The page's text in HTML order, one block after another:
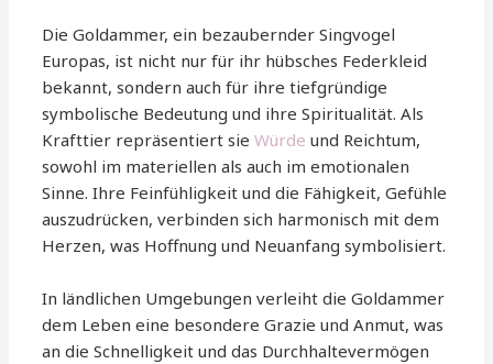
Die Goldammer, ein bezaubernder Singvogel
Europas, ist nicht nur für ihr hübsches Federkleid
bekannt, sondern auch für ihre tiefgründige
symbolische Bedeutung und ihre Spiritualität. Als
Krafttier repräsentiert sieWürde und Reichtum,
sowohl im materiellen als auch im emotionalen
Sinne. Ihre Feinfühligkeit und die Fähigkeit, Gefühle
auszudrücken, verbinden sich harmonisch mit dem
Herzen, was Hoffnung und Neuanfang symbolisiert.
In ländlichen Umgebungen verleiht die Goldammer
dem Leben eine besondere Grazie und Anmut, was
an die Schnelligkeit und das Durchhaltevermögen